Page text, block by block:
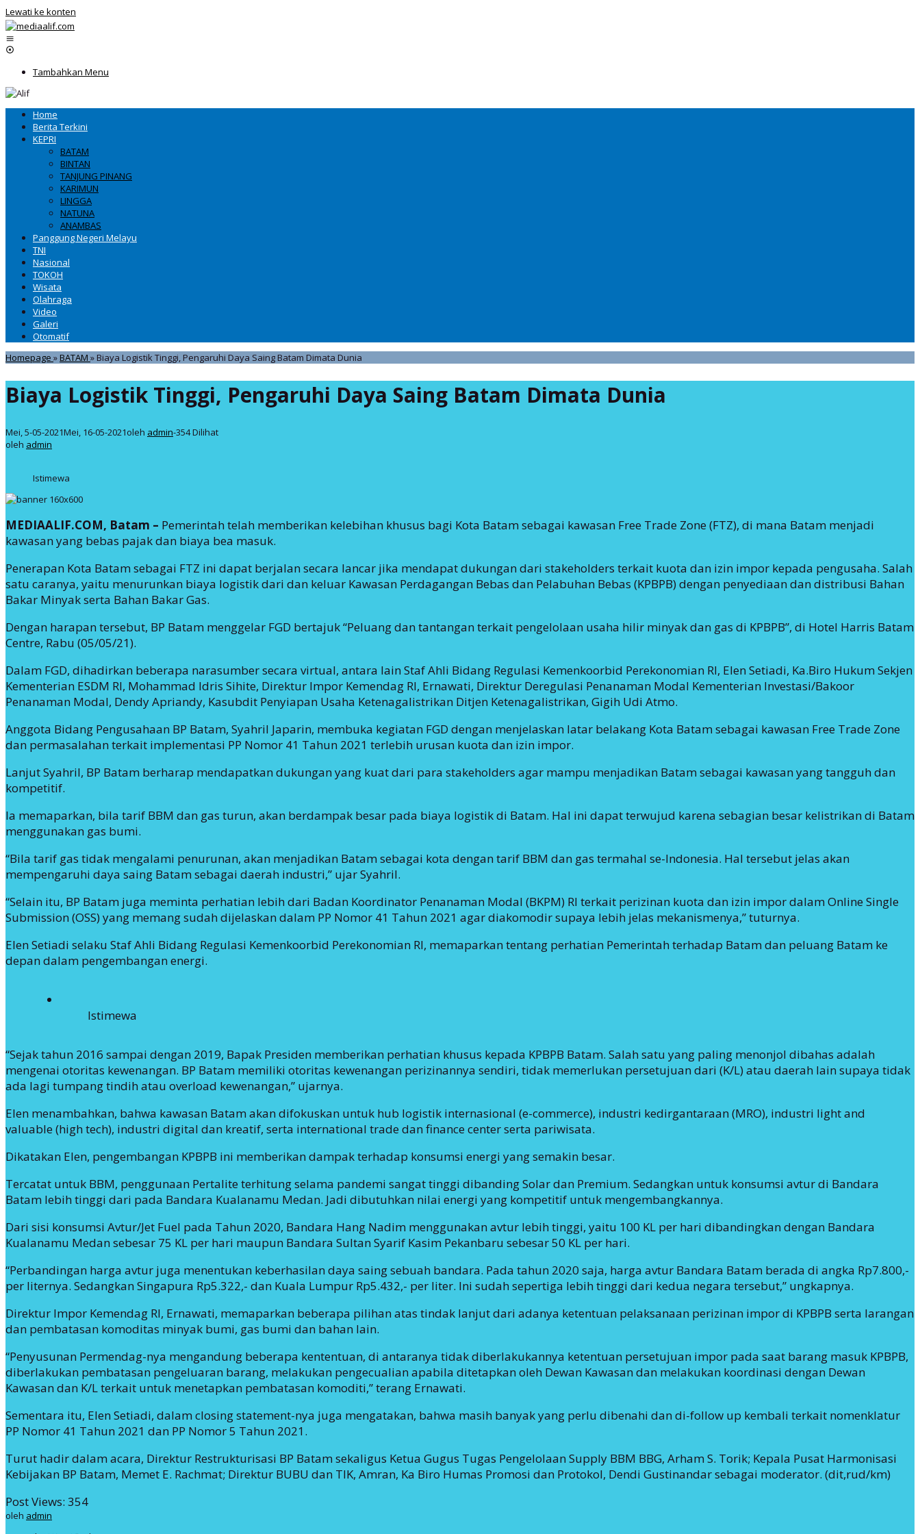
Lewati ke konten
Tambahkan Menu
Home
Berita Terkini
KEPRI
BATAM
BINTAN
TANJUNG PINANG
KARIMUN
LINGGA
NATUNA
ANAMBAS
Panggung Negeri Melayu
TNI
Nasional
TOKOH
Wisata
Olahraga
Video
Galeri
Otomatif
Homepage »BATAM »Biaya Logistik Tinggi, Pengaruhi Daya Saing Batam Dimata Dunia
Biaya Logistik Tinggi, Pengaruhi Daya Saing Batam Dimata Dunia
Mei, 5-05-2021Mei, 16-05-2021oleh admin-354 Dilihat
oleh admin
Istimewa
MEDIAALIF.COM, Batam – Pemerintah telah memberikan kelebihan khusus bagi Kota Batam sebagai kawasan Free Trade Zone (FTZ), di mana Batam menjadi
kawasan yang bebas pajak dan biaya bea masuk.
Penerapan Kota Batam sebagai FTZ ini dapat berjalan secara lancar jika mendapat dukungan dari stakeholders terkait kuota dan izin impor kepada pengusaha. Salah
satu caranya, yaitu menurunkan biaya logistik dari dan keluar Kawasan Perdagangan Bebas dan Pelabuhan Bebas (KPBPB) dengan penyediaan dan distribusi Bahan
Bakar Minyak serta Bahan Bakar Gas.
Dengan harapan tersebut, BP Batam menggelar FGD bertajuk “Peluang dan tantangan terkait pengelolaan usaha hilir minyak dan gas di KPBPB”, di Hotel Harris Batam
Centre, Rabu (05/05/21).
Dalam FGD, dihadirkan beberapa narasumber secara virtual, antara lain Staf Ahli Bidang Regulasi Kemenkoorbid Perekonomian RI, Elen Setiadi, Ka.Biro Hukum Sekjen
Kementerian ESDM RI, Mohammad Idris Sihite, Direktur Impor Kemendag RI, Ernawati, Direktur Deregulasi Penanaman Modal Kementerian Investasi/Bakoor
Penanaman Modal, Dendy Apriandy, Kasubdit Penyiapan Usaha Ketenagalistrikan Ditjen Ketenagalistrikan, Gigih Udi Atmo.
Anggota Bidang Pengusahaan BP Batam, Syahril Japarin, membuka kegiatan FGD dengan menjelaskan latar belakang Kota Batam sebagai kawasan Free Trade Zone
dan permasalahan terkait implementasi PP Nomor 41 Tahun 2021 terlebih urusan kuota dan izin impor.
Lanjut Syahril, BP Batam berharap mendapatkan dukungan yang kuat dari para stakeholders agar mampu menjadikan Batam sebagai kawasan yang tangguh dan
kompetitif.
Ia memaparkan, bila tarif BBM dan gas turun, akan berdampak besar pada biaya logistik di Batam. Hal ini dapat terwujud karena sebagian besar kelistrikan di Batam
menggunakan gas bumi.
“Bila tarif gas tidak mengalami penurunan, akan menjadikan Batam sebagai kota dengan tarif BBM dan gas termahal se-Indonesia. Hal tersebut jelas akan
mempengaruhi daya saing Batam sebagai daerah industri,” ujar Syahril.
“Selain itu, BP Batam juga meminta perhatian lebih dari Badan Koordinator Penanaman Modal (BKPM) RI terkait perizinan kuota dan izin impor dalam Online Single
Submission (OSS) yang memang sudah dijelaskan dalam PP Nomor 41 Tahun 2021 agar diakomodir supaya lebih jelas mekanismenya,” tuturnya.
Elen Setiadi selaku Staf Ahli Bidang Regulasi Kemenkoorbid Perekonomian RI, memaparkan tentang perhatian Pemerintah terhadap Batam dan peluang Batam ke
depan dalam pengembangan energi.
Istimewa
“Sejak tahun 2016 sampai dengan 2019, Bapak Presiden memberikan perhatian khusus kepada KPBPB Batam. Salah satu yang paling menonjol dibahas adalah
mengenai otoritas kewenangan. BP Batam memiliki otoritas kewenangan perizinannya sendiri, tidak memerlukan persetujuan dari (K/L) atau daerah lain supaya tidak
ada lagi tumpang tindih atau overload kewenangan,” ujarnya.
Elen menambahkan, bahwa kawasan Batam akan difokuskan untuk hub logistik internasional (e-commerce), industri kedirgantaraan (MRO), industri light and
valuable (high tech), industri digital dan kreatif, serta international trade dan finance center serta pariwisata.
Dikatakan Elen, pengembangan KPBPB ini memberikan dampak terhadap konsumsi energi yang semakin besar.
Tercatat untuk BBM, penggunaan Pertalite terhitung selama pandemi sangat tinggi dibanding Solar dan Premium. Sedangkan untuk konsumsi avtur di Bandara
Batam lebih tinggi dari pada Bandara Kualanamu Medan. Jadi dibutuhkan nilai energi yang kompetitif untuk mengembangkannya.
Dari sisi konsumsi Avtur/Jet Fuel pada Tahun 2020, Bandara Hang Nadim menggunakan avtur lebih tinggi, yaitu 100 KL per hari dibandingkan dengan Bandara
Kualanamu Medan sebesar 75 KL per hari maupun Bandara Sultan Syarif Kasim Pekanbaru sebesar 50 KL per hari.
“Perbandingan harga avtur juga menentukan keberhasilan daya saing sebuah bandara. Pada tahun 2020 saja, harga avtur Bandara Batam berada di angka Rp7.800,-
per liternya. Sedangkan Singapura Rp5.322,- dan Kuala Lumpur Rp5.432,- per liter. Ini sudah sepertiga lebih tinggi dari kedua negara tersebut,” ungkapnya.
Direktur Impor Kemendag RI, Ernawati, memaparkan beberapa pilihan atas tindak lanjut dari adanya ketentuan pelaksanaan perizinan impor di KPBPB serta larangan
dan pembatasan komoditas minyak bumi, gas bumi dan bahan lain.
“Penyusunan Permendag-nya mengandung beberapa kententuan, di antaranya tidak diberlakukannya ketentuan persetujuan impor pada saat barang masuk KPBPB,
diberlakukan pembatasan pengeluaran barang, melakukan pengecualian apabila ditetapkan oleh Dewan Kawasan dan melakukan koordinasi dengan Dewan
Kawasan dan K/L terkait untuk menetapkan pembatasan komoditi,” terang Ernawati.
Sementara itu, Elen Setiadi, dalam closing statement-nya juga mengatakan, bahwa masih banyak yang perlu dibenahi dan di-follow up kembali terkait nomenklatur
PP Nomor 41 Tahun 2021 dan PP Nomor 5 Tahun 2021.
Turut hadir dalam acara, Direktur Restrukturisasi BP Batam sekaligus Ketua Gugus Tugas Pengelolaan Supply BBM BBG, Arham S. Torik; Kepala Pusat Harmonisasi
Kebijakan BP Batam, Memet E. Rachmat; Direktur BUBU dan TIK, Amran, Ka Biro Humas Promosi dan Protokol, Dendi Gustinandar sebagai moderator. (dit,rud/km)
Post Views: 354
oleh admin